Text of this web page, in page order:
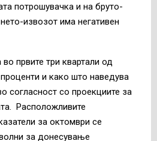
потрошувачка и на бруто-
извозот има негативен
првите три квартали од
и како што наведува
согласност со проекциите за
Расположливите
за октомври се
за донесување